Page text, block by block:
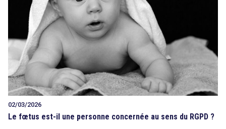
02/03/2026
Le fœtus est-il une personne concernée au sens du RGPD ?